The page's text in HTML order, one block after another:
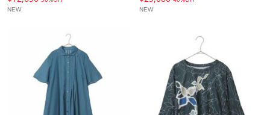
NEW NEW